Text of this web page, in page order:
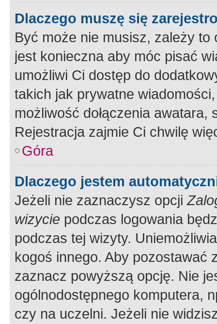
Dlaczego muszę się
Być może nie musisz, zależy
jest konieczna aby móc pisać
umożliwi Ci dostęp do
takich jak prywatne
możliwość dołączenia
Rejestracja zajmie Ci chwilę
Góra
Dlaczego jestem
Jeżeli nie zaznaczysz opcji
wizycie podczas logowania
podczas tej wizyty.
kogoś innego. Aby pozostawać
zaznacz powyższą opcję. Nie
ogólnodostępnego komputera,
czy na uczelni. Jeżeli nie